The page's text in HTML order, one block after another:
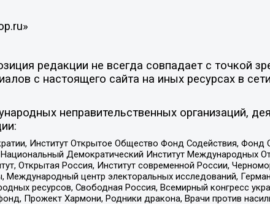
редакции не всегда совпадает с точкой
с настоящего сайта на иных ресурсах в
неправительственных организаций,
Институт Открытое Общество Фонд Содействия,
Демократический Институт Международных
Открытая Россия, Институт современной России,
центр электоральных исследований,
ресурсов, Свободная Россия, Всемирный конгресс
Прожект Хармони, Родники дракона, Врачи против